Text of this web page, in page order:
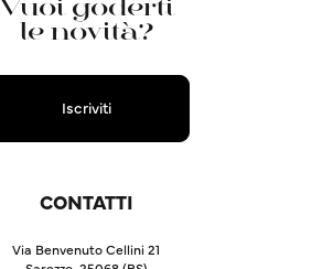
Vuoi goderti
le novità?
Iscriviti
CONTATTI
Via Benvenuto Cellini 21